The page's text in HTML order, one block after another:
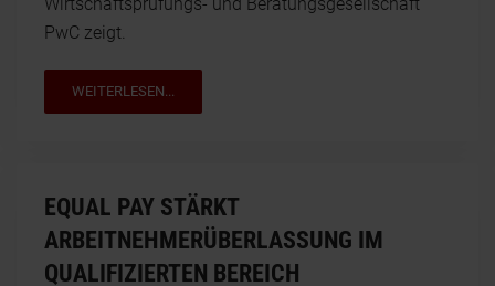
PwC zeigt.
WEITERLESEN...
EQUAL PAY STÄRKT
ARBEITNEHMERÜBERLASSUNG IM
QUALIFIZIERTEN BEREICH